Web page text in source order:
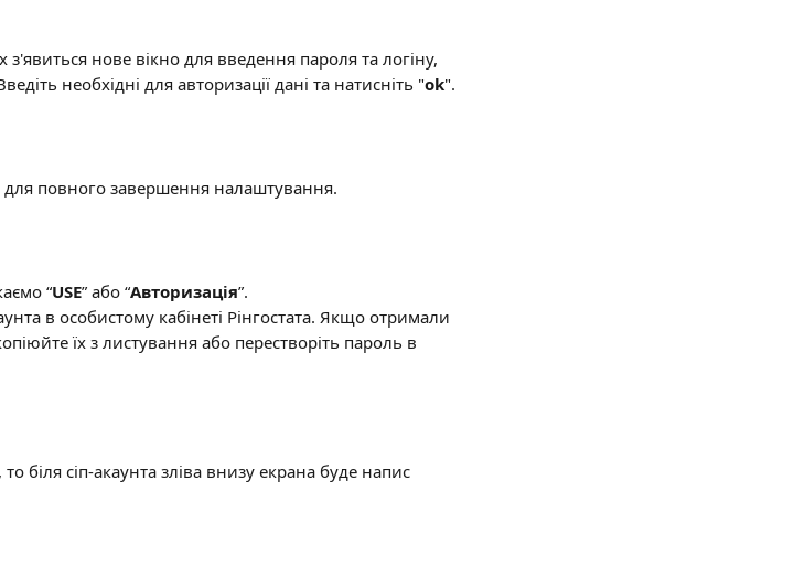
нове вікно для введення пароля та логіну,
необхідні для авторизації дані та натисніть "ok".
для повного завершення налаштування.
“USE” або “Авторизація”.
в особистому кабінеті Рінгостата. Якщо отримали
їх з листування або перестворіть пароль в
сіп-акаунта зліва внизу екрана буде напис